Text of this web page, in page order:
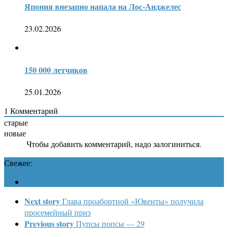
Япония внезапно напала на Лос-Анджелес
23.02.2026
150 000 летчиков
25.01.2026
1 Комментарий
старые
новые
Чтобы добавить комментарий, надо залогиниться.
Свежее:
Next storyГлава проабортной «Ювенты» получила
просемейный приз
Previous storyПупсы попсы — 29